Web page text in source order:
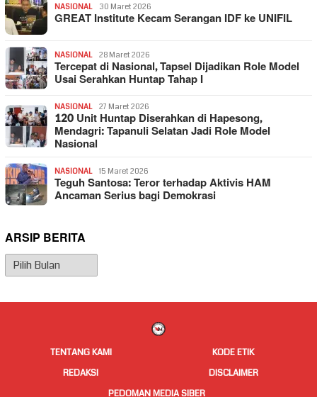
NASIONAL 30 Maret 2026
GREAT Institute Kecam Serangan IDF ke UNIFIL
NASIONAL 28 Maret 2026
Tercepat di Nasional, Tapsel Dijadikan Role Model
Usai Serahkan Huntap Tahap I
NASIONAL 27 Maret 2026
120 Unit Huntap Diserahkan di Hapesong,
Mendagri: Tapanuli Selatan Jadi Role Model
Nasional
NASIONAL 15 Maret 2026
Teguh Santosa: Teror terhadap Aktivis HAM
Ancaman Serius bagi Demokrasi
ARSIP BERITA
Arsip
Berita
TENTANG KAMI
KODE ETIK
REDAKSI
DISCLAIMER
PEDOMAN MEDIA SIBER